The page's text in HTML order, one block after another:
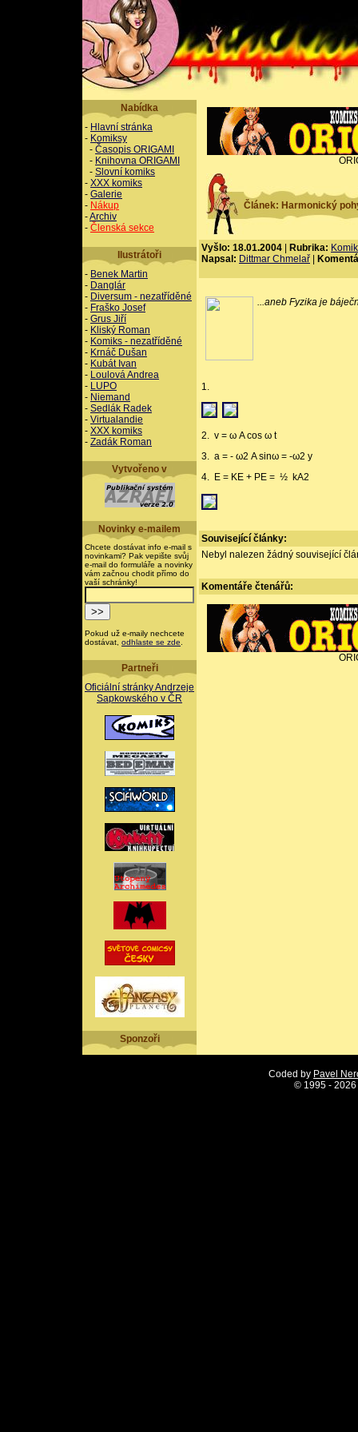
Nabídka
- Hlavní stránka
- Komiksy
- Časopis ORIGAMI
- Knihovna ORIGAMI
- Slovní komiks
- XXX komiks
- Galerie
- Nákup
-Archiv
- Členská sekce
Ilustrátoři
- Benek Martin
- Danglár
- Diversum - nezatříděné
- Fraško Josef
- Grus Jiří
- Kliský Roman
- Komiks - nezatříděné
- Krnáč Dušan
- Kubát Ivan
- Loulová Andrea
- LUPO
- Niemand
- Sedlák Radek
- Virtualandie
- XXX komiks
- Zadák Roman
Vytvořeno v
Novinky e-mailem
Chcete dostávat info e-mail s
novinkami? Pak vepište svůj
e-mail do formuláře a novinky
vám začnou chodit přímo do
vaší schránky!
Pokud už e-maily nechcete
dostávat, odhlaste se zde
Partneři
Oficiální stránky Andrzeje
Sapkowského v ČR
Sponzoři
Článek: Harmonický
Vyšlo: 18.01.2004 Rubrika:
Napsal: Dittmar Chmelař
...aneb Fyzika je
1.
2. v = ω A cos ω t
3. a = - ω2 A sinω = -ω2 y
4. E = KE + PE = ½ kA2
Související články:
Nebyl nalezen žádný související
Komentáře čtenářů:
Coded by Pavel
© 1995 -